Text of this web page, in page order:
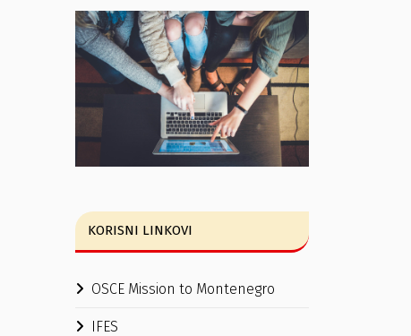
KORISNI LINKOVI
OSCE Mission to Montenegro
IFES